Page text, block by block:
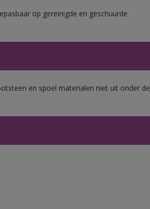
op gereinigde en geschuurde
en spoel materialen niet uit onder de